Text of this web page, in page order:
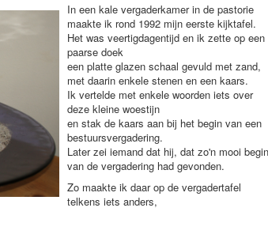
In een kale vergaderkamer in de pastorie
maakte ik rond 1992 mijn eerste kijktafel.
Het was veertigdagentijd en ik zette op een
paarse doek
een platte glazen schaal gevuld met zand,
met daarin enkele stenen en een kaars.
Ik vertelde met enkele woorden iets over
deze kleine woestijn
en stak de kaars aan bij het begin van een
bestuursvergadering.
Later zei iemand dat hij, dat zo'n mooi begin
van de vergadering had gevonden.
Zo maakte ik daar op de vergadertafel
telkens iets anders,